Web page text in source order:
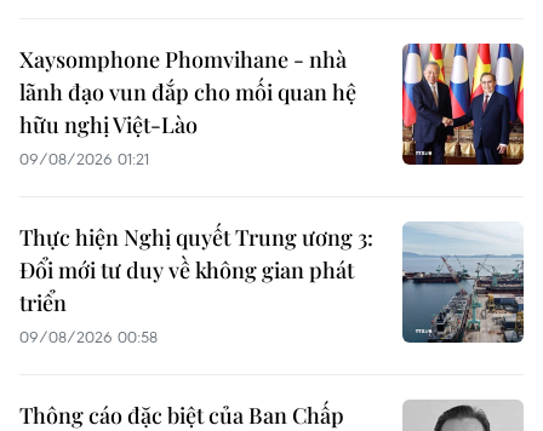
Xaysomphone Phomvihane - nhà
lãnh đạo vun đắp cho mối quan hệ
hữu nghị Việt-Lào
09/08/2026 01:21
Thực hiện Nghị quyết Trung ương 3:
Đổi mới tư duy về không gian phát
triển
09/08/2026 00:58
Thông cáo đặc biệt của Ban Chấp